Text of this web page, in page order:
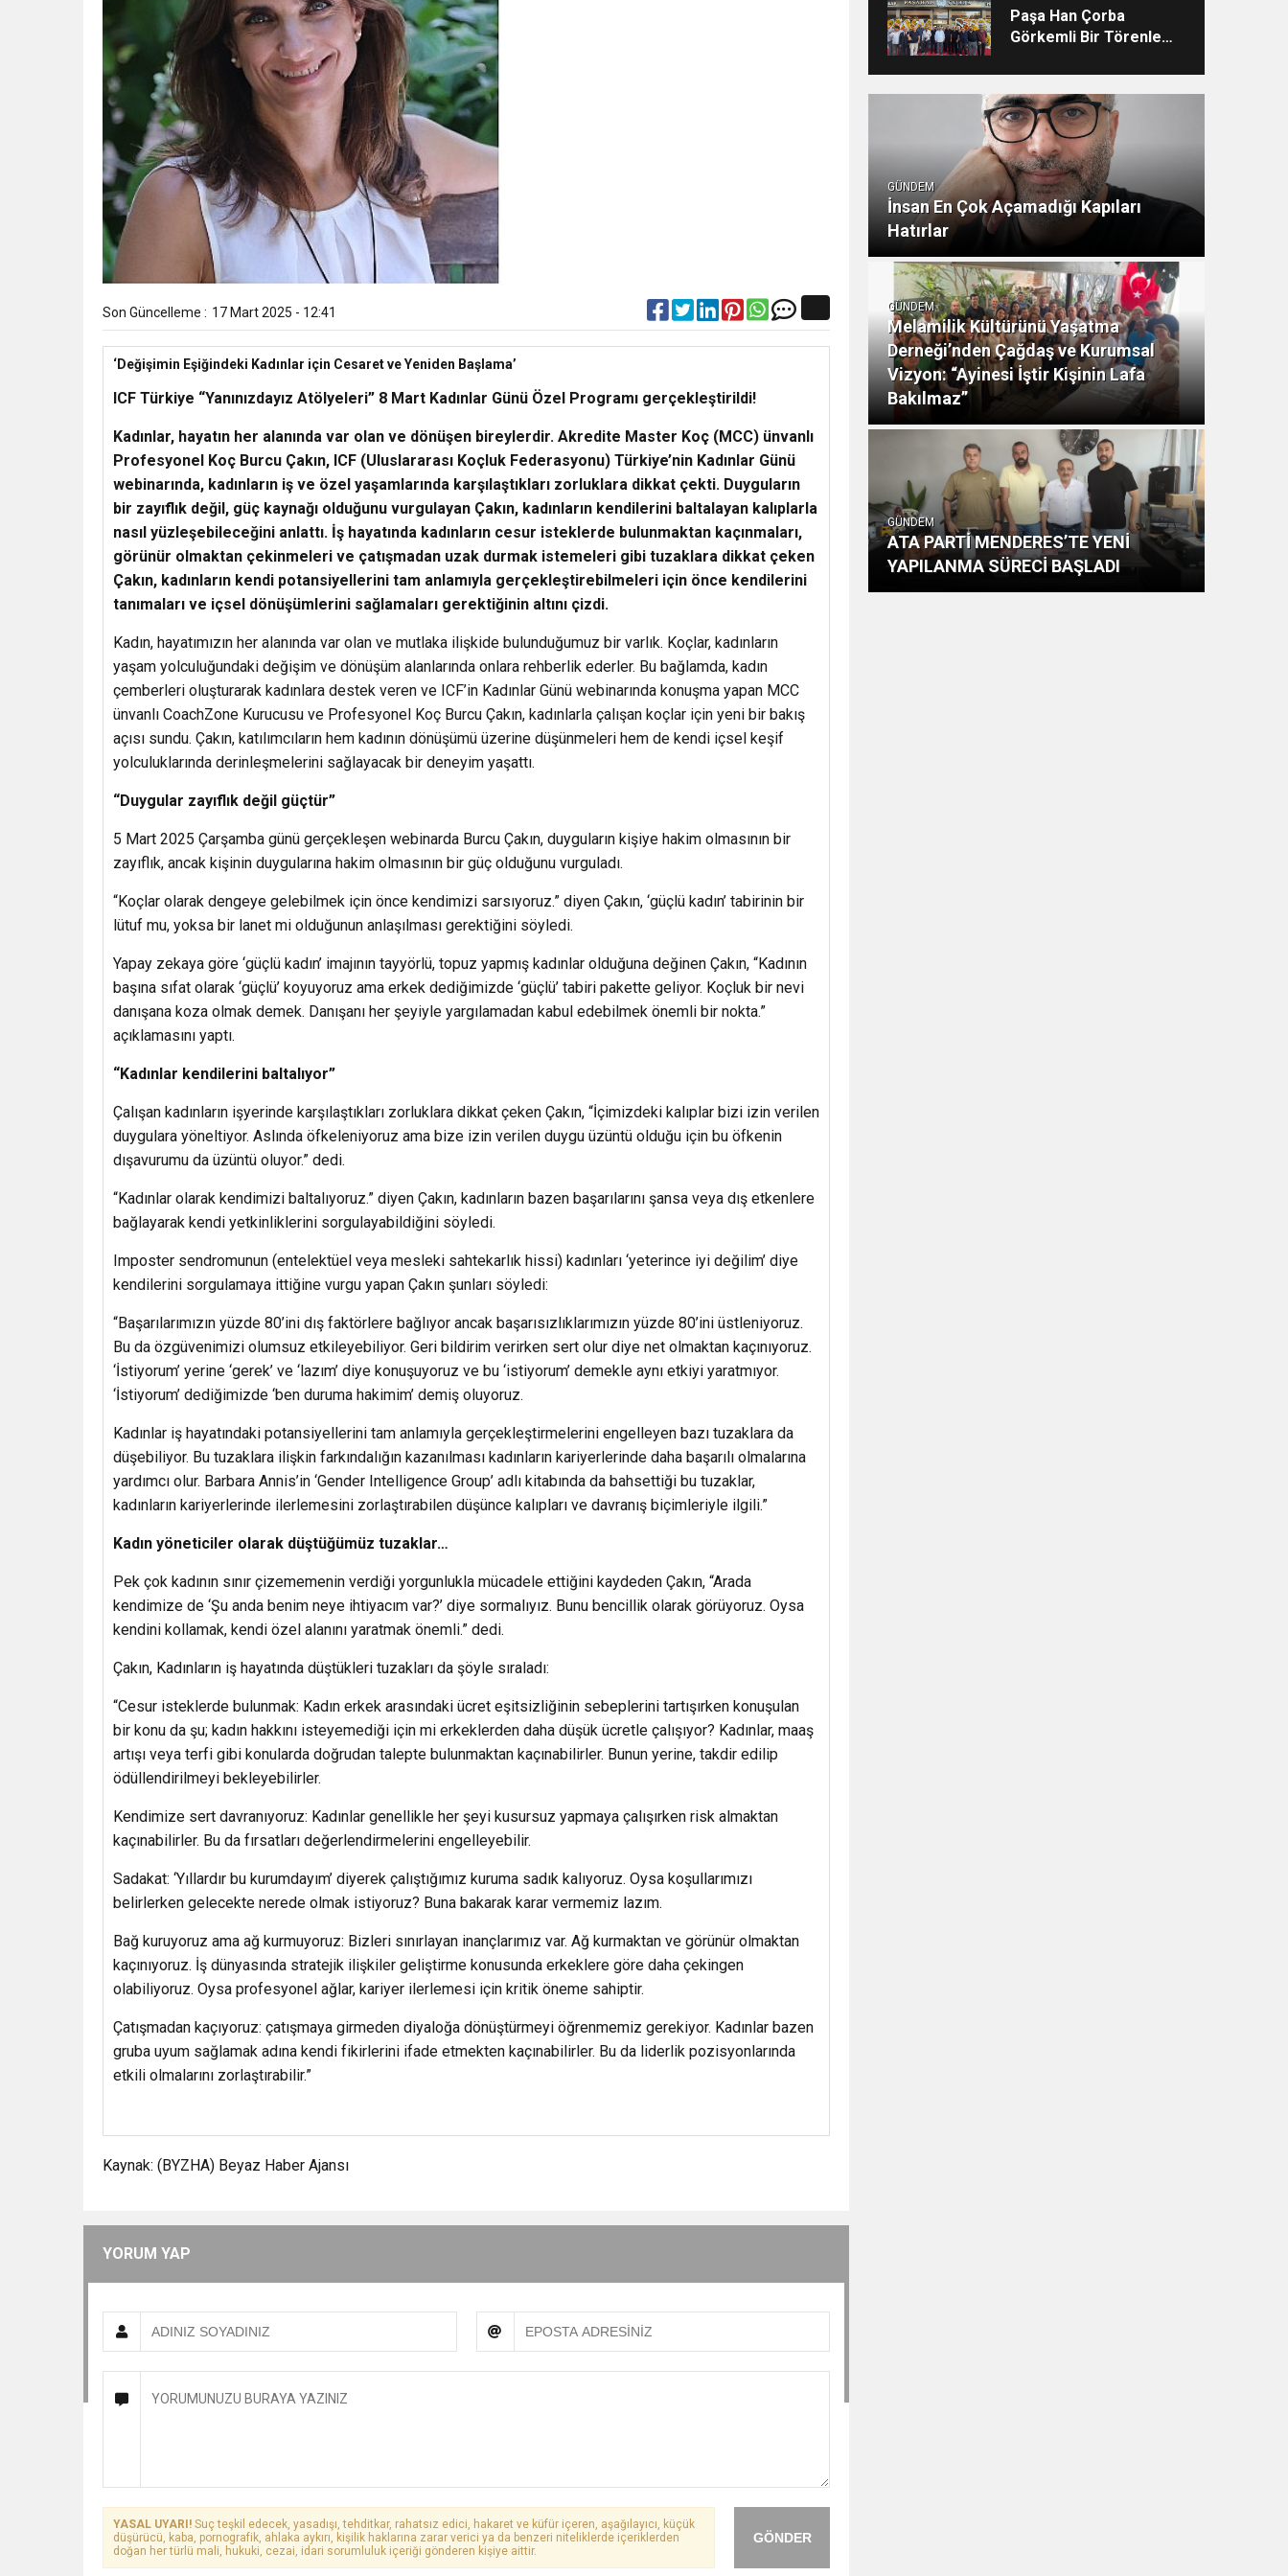
Son Güncelleme : 17 Mart 2025 - 12:41
‘Değişimin Eşiğindeki Kadınlar için Cesaret ve Yeniden Başlama’
ICF Türkiye “Yanınızdayız Atölyeleri” 8 Mart Kadınlar Günü Özel Programı gerçekleştirildi!
Kadınlar, hayatın her alanında var olan ve dönüşen bireylerdir. Akredite Master Koç (MCC) ünvanlı
Profesyonel Koç Burcu Çakın, ICF (Uluslararası Koçluk Federasyonu) Türkiye’nin Kadınlar Günü
webinarında, kadınların iş ve özel yaşamlarında karşılaştıkları zorluklara dikkat çekti. Duyguların
bir zayıflık değil, güç kaynağı olduğunu vurgulayan Çakın, kadınların kendilerini baltalayan kalıplarla
nasıl yüzleşebileceğini anlattı. İş hayatında kadınların cesur isteklerde bulunmaktan kaçınmaları,
görünür olmaktan çekinmeleri ve çatışmadan uzak durmak istemeleri gibi tuzaklara dikkat çeken
Çakın, kadınların kendi potansiyellerini tam anlamıyla gerçekleştirebilmeleri için önce kendilerini
tanımaları ve içsel dönüşümlerini sağlamaları gerektiğinin altını çizdi.
Kadın, hayatımızın her alanında var olan ve mutlaka ilişkide bulunduğumuz bir varlık. Koçlar, kadınların
yaşam yolculuğundaki değişim ve dönüşüm alanlarında onlara rehberlik ederler. Bu bağlamda, kadın
çemberleri oluşturarak kadınlara destek veren ve ICF’in Kadınlar Günü webinarında konuşma yapan MCC
ünvanlı CoachZone Kurucusu ve Profesyonel Koç Burcu Çakın, kadınlarla çalışan koçlar için yeni bir bakış
açısı sundu. Çakın, katılımcıların hem kadının dönüşümü üzerine düşünmeleri hem de kendi içsel keşif
yolculuklarında derinleşmelerini sağlayacak bir deneyim yaşattı.
“Duygular zayıflık değil güçtür”
5 Mart 2025 Çarşamba günü gerçekleşen webinarda Burcu Çakın, duyguların kişiye hakim olmasının bir
zayıflık, ancak kişinin duygularına hakim olmasının bir güç olduğunu vurguladı.
“Koçlar olarak dengeye gelebilmek için önce kendimizi sarsıyoruz.” diyen Çakın, ‘güçlü kadın’ tabirinin bir
lütuf mu, yoksa bir lanet mi olduğunun anlaşılması gerektiğini söyledi.
Yapay zekaya göre ‘güçlü kadın’ imajının tayyörlü, topuz yapmış kadınlar olduğuna değinen Çakın, “Kadının
başına sıfat olarak ‘güçlü’ koyuyoruz ama erkek dediğimizde ‘güçlü’ tabiri pakette geliyor. Koçluk bir nevi
danışana koza olmak demek. Danışanı her şeyiyle yargılamadan kabul edebilmek önemli bir nokta.”
açıklamasını yaptı.
“Kadınlar kendilerini baltalıyor”
Çalışan kadınların işyerinde karşılaştıkları zorluklara dikkat çeken Çakın, “İçimizdeki kalıplar bizi izin verilen
duygulara yöneltiyor. Aslında öfkeleniyoruz ama bize izin verilen duygu üzüntü olduğu için bu öfkenin
dışavurumu da üzüntü oluyor.” dedi.
“Kadınlar olarak kendimizi baltalıyoruz.” diyen Çakın, kadınların bazen başarılarını şansa veya dış etkenlere
bağlayarak kendi yetkinliklerini sorgulayabildiğini söyledi.
Imposter sendromunun (entelektüel veya mesleki sahtekarlık hissi) kadınları ‘yeterince iyi değilim’ diye
kendilerini sorgulamaya ittiğine vurgu yapan Çakın şunları söyledi:
“Başarılarımızın yüzde 80’ini dış faktörlere bağlıyor ancak başarısızlıklarımızın yüzde 80’ini üstleniyoruz.
Bu da özgüvenimizi olumsuz etkileyebiliyor. Geri bildirim verirken sert olur diye net olmaktan kaçınıyoruz.
‘İstiyorum’ yerine ‘gerek’ ve ‘lazım’ diye konuşuyoruz ve bu ‘istiyorum’ demekle aynı etkiyi yaratmıyor.
‘İstiyorum’ dediğimizde ‘ben duruma hakimim’ demiş oluyoruz.
Kadınlar iş hayatındaki potansiyellerini tam anlamıyla gerçekleştirmelerini engelleyen bazı tuzaklara da
düşebiliyor. Bu tuzaklara ilişkin farkındalığın kazanılması kadınların kariyerlerinde daha başarılı olmalarına
yardımcı olur. Barbara Annis’in ‘Gender Intelligence Group’ adlı kitabında da bahsettiği bu tuzaklar,
kadınların kariyerlerinde ilerlemesini zorlaştırabilen düşünce kalıpları ve davranış biçimleriyle ilgili.”
Kadın yöneticiler olarak düştüğümüz tuzaklar…
Pek çok kadının sınır çizememenin verdiği yorgunlukla mücadele ettiğini kaydeden Çakın, “Arada
kendimize de ‘Şu anda benim neye ihtiyacım var?’ diye sormalıyız. Bunu bencillik olarak görüyoruz. Oysa
kendini kollamak, kendi özel alanını yaratmak önemli.” dedi.
Çakın, Kadınların iş hayatında düştükleri tuzakları da şöyle sıraladı:
“Cesur isteklerde bulunmak: Kadın erkek arasındaki ücret eşitsizliğinin sebeplerini tartışırken konuşulan
bir konu da şu; kadın hakkını isteyemediği için mi erkeklerden daha düşük ücretle çalışıyor? Kadınlar, maaş
artışı veya terfi gibi konularda doğrudan talepte bulunmaktan kaçınabilirler. Bunun yerine, takdir edilip
ödüllendirilmeyi bekleyebilirler.
Kendimize sert davranıyoruz: Kadınlar genellikle her şeyi kusursuz yapmaya çalışırken risk almaktan
kaçınabilirler. Bu da fırsatları değerlendirmelerini engelleyebilir.
Sadakat: ‘Yıllardır bu kurumdayım’ diyerek çalıştığımız kuruma sadık kalıyoruz. Oysa koşullarımızı
belirlerken gelecekte nerede olmak istiyoruz? Buna bakarak karar vermemiz lazım.
Bağ kuruyoruz ama ağ kurmuyoruz: Bizleri sınırlayan inançlarımız var. Ağ kurmaktan ve görünür olmaktan
kaçınıyoruz. İş dünyasında stratejik ilişkiler geliştirme konusunda erkeklere göre daha çekingen
olabiliyoruz. Oysa profesyonel ağlar, kariyer ilerlemesi için kritik öneme sahiptir.
Çatışmadan kaçıyoruz: çatışmaya girmeden diyaloğa dönüştürmeyi öğrenmemiz gerekiyor. Kadınlar bazen
gruba uyum sağlamak adına kendi fikirlerini ifade etmekten kaçınabilirler. Bu da liderlik pozisyonlarında
etkili olmalarını zorlaştırabilir.”
Kaynak: (BYZHA) Beyaz Haber Ajansı
YORUM YAP
GÖNDER
YASAL UYARI! Suç teşkil edecek, yasadışı, tehditkar, rahatsız edici, hakaret ve küfür içeren, aşağılayıcı, küçük
düşürücü, kaba, pornografik, ahlaka aykırı, kişilik haklarına zarar verici ya da benzeri niteliklerde içeriklerden
doğan her türlü mali, hukuki, cezai, idari sorumluluk içeriği gönderen kişiye aittir.
adımı
Paşa Han Çorba
Görkemli Bir Törenle
GÜNDEM
İnsan En Çok Açamadığı Kapıları
Hatırlar
GÜNDEM
Melamilik Kültürünü Yaşatma
Derneği’nden Çağdaş ve Kurumsal
Vizyon: “Ayinesi İştir Kişinin Lafa
Bakılmaz”
GÜNDEM
ATA PARTİ MENDERES’TE YENİ
YAPILANMA SÜRECİ BAŞLADI